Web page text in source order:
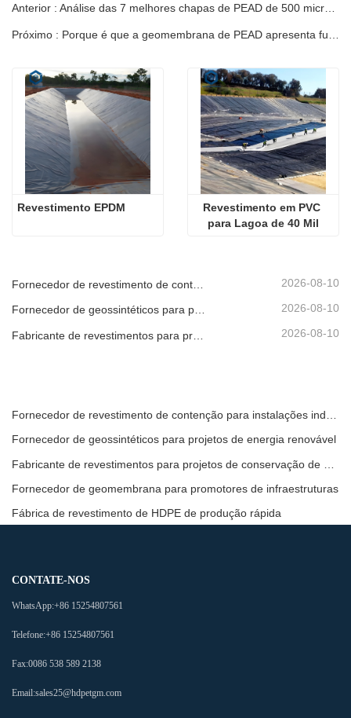
Revestimento EPDM
Revestimento em PVC
para Lagoa de 40 Mil
2026-08-10
Fornecedor de geossintéticos para projetos de energia renovável 2026-08-10
2026-08-10
Fornecedor de geossintéticos para projetos de energia renovável
Fornecedor de geomembrana para promotores de infraestruturas
Fábrica de revestimento de HDPE de produção rápida
CONTATE-NOS
WhatsApp:+86 15254807561
Telefone:+86 15254807561
Fax:0086 538 589 2138
Email:sales25@hdpetgm.com